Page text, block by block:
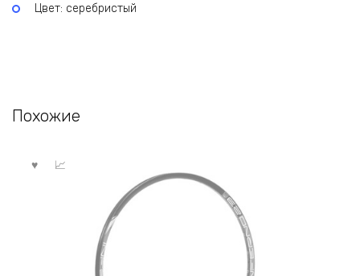
Цвет: серебристый
Похожие